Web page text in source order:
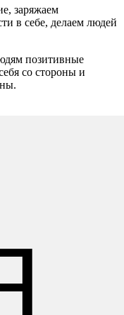
заряжаем
в себе, делаем людей
позитивные
со стороны и